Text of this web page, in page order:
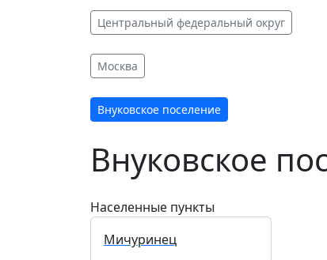
Центральный федеральный округ
Москва
Внуковское поселение
Внуковское
Населенные пункты
Мичуринец